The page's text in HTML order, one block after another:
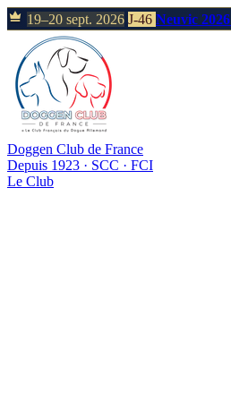
19–20 sept. 2026 J-46 Neuvic 2026
Doggen Club de France
Depuis 1923 · SCC · FCI
Le Club